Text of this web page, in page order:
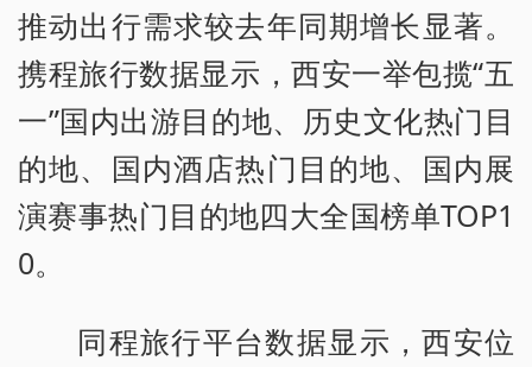
推动出行需求较去年同期增长显著。
携程旅行数据显示，西安一举包揽“五
一”国内出游目的地、历史文化热门目
的地、国内酒店热门目的地、国内展
演赛事热门目的地四大全国榜单TOP1
0。
同程旅行平台数据显示，西安位